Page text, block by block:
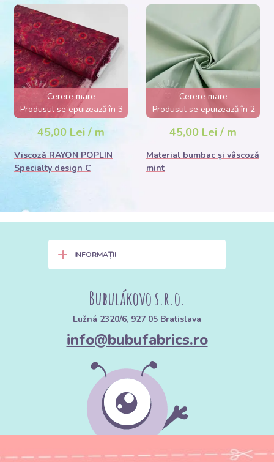
Cerere mare
Produsul se epuizează în 3
zile
45,00 Lei / m
Viscoză RAYON POPLIN
Specialty design C
Cerere mare
Produsul se epuizează în 2
zile
45,00 Lei / m
Material bumbac și vâscoză
mint
+ INFORMAȚII
Bubulákovo s.r.o.
Lužná 2320/6, 927 05 Bratislava
info@bubufabrics.ro